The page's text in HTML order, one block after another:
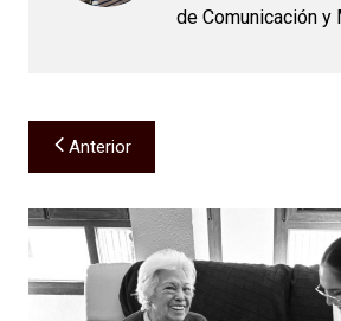
de Comunicación y
Navegación
de
entradas
Anterior